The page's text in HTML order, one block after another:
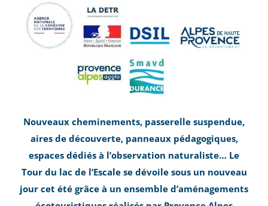
Nouveaux cheminements, passerelle suspendue,
aires de découverte, panneaux pédagogiques,
espaces dédiés à l’observation naturaliste… Le
Tour du lac de l’Escale se dévoile sous un nouveau
jour cet été grâce à un ensemble d’aménagements